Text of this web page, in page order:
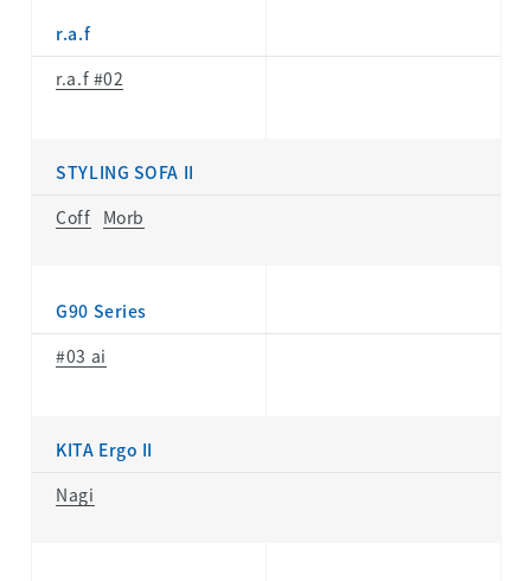
r.a.f
r.a.f #02
STYLING SOFA II
Coff Morb
G90 Series
#03 ai
KITA Ergo II
Nagi